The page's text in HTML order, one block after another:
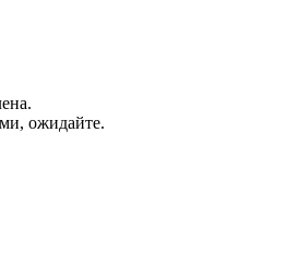
ожидайте.